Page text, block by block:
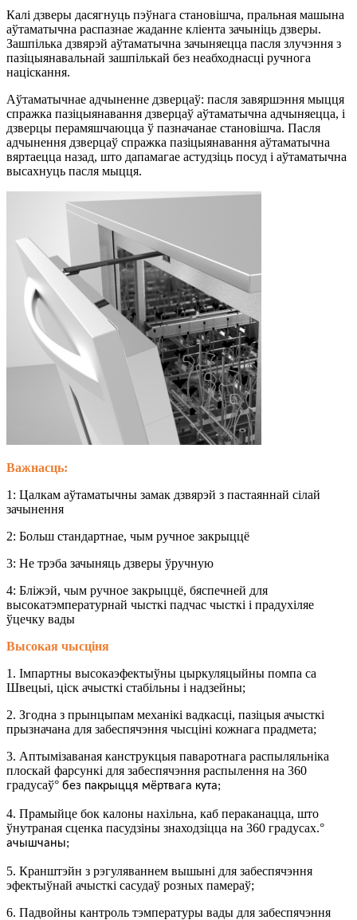
Калі дзверы дасягнуць пэўнага становішча, пральная машына
аўтаматычна распазнае жаданне кліента зачыніць дзверы.
Зашпілька дзвярэй аўтаматычна зачыняецца пасля злучэння з
пазіцыянавальнай зашпількай без неабходнасці ручнога
націскання.
Аўтаматычнае адчыненне дзверцаў: пасля завяршэння мыцця
спражка пазіцыянавання дзверцаў аўтаматычна адчыняецца, і
дзверцы перамяшчаюцца ў пазначанае становішча. Пасля
адчынення дзверцаў спражка пазіцыянавання аўтаматычна
вяртаецца назад, што дапамагае астудзіць посуд і аўтаматычна
высахнуць пасля мыцця.
Важнасць:
1: Цалкам аўтаматычны замак дзвярэй з пастаяннай сілай
зачынення
2: Больш стандартнае, чым ручное закрыццё
3: Не трэба зачыняць дзверы ўручную
4: Бліжэй, чым ручное закрыццё, бяспечней для
высокатэмпературнай чысткі падчас чысткі і прадухіляе
ўцечку вады
Высокая чысціня
1. Імпартны высокаэфектыўны цыркуляцыйны помпа са
Швецыі, ціск ачысткі стабільны і надзейны;
2. Згодна з прынцыпам механікі вадкасці, пазіцыя ачысткі
прызначана для забеспячэння чысціні кожнага прадмета;
3. Аптымізаваная канструкцыя паваротнага распыляльніка
плоскай фарсункі для забеспячэння распылення на 360
градусаў° без пакрыцця мёртвага кута;
4. Прамыйце бок калоны нахільна, каб пераканацца, што
ўнутраная сценка пасудзіны знаходзіцца на 360 градусах.°
ачышчаны;
5. Кранштэйн з рэгуляваннем вышыні для забеспячэння
эфектыўнай ачысткі сасудаў розных памераў;
6. Падвойны кантроль тэмпературы вады для забеспячэння